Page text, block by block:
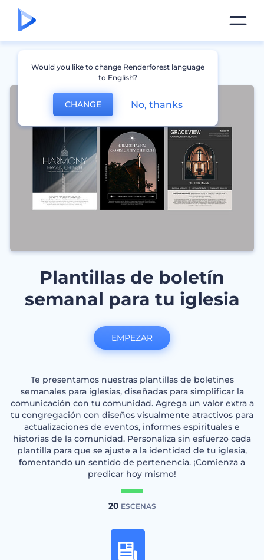
Plantillas de boletín
semanal para tu iglesia
Te presentamos nuestras plantillas de boletines
semanales para iglesias, diseñadas para simplificar la
comunicación con tu comunidad. Agrega un valor extra a
tu congregación con diseños visualmente atractivos para
actualizaciones de eventos, informes espirituales e
historias de la comunidad. Personaliza sin esfuerzo cada
plantilla para que se ajuste a la identidad de tu iglesia,
fomentando un sentido de pertenencia. ¡Comienza a
predicar hoy mismo!
20 ESCENAS
EMPEZAR
Would you like to change Renderforest language
to English?
CHANGE No, thanks